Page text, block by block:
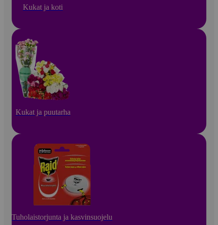
Kukat ja koti
Kukat ja puutarha
Tuholaistorjunta ja kasvinsuojelu